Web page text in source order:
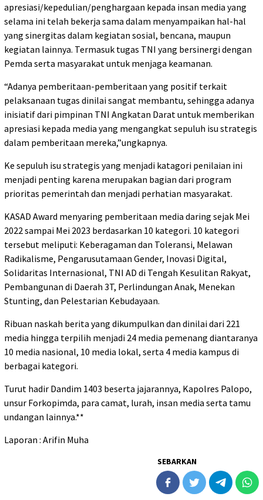
apresiasi/kepedulian/penghargaan kepada insan media yang
selama ini telah bekerja sama dalam menyampaikan hal-hal
yang sinergitas dalam kegiatan sosial, bencana, maupun
kegiatan lainnya. Termasuk tugas TNI yang bersinergi dengan
Pemda serta masyarakat untuk menjaga keamanan.
“Adanya pemberitaan-pemberitaan yang positif terkait
pelaksanaan tugas dinilai sangat membantu, sehingga adanya
inisiatif dari pimpinan TNI Angkatan Darat untuk memberikan
apresiasi kepada media yang mengangkat sepuluh isu strategis
dalam pemberitaan mereka,”ungkapnya.
Ke sepuluh isu strategis yang menjadi katagori penilaian ini
menjadi penting karena merupakan bagian dari program
prioritas pemerintah dan menjadi perhatian masyarakat.
KASAD Award menyaring pemberitaan media daring sejak Mei
2022 sampai Mei 2023 berdasarkan 10 kategori. 10 kategori
tersebut meliputi: Keberagaman dan Toleransi, Melawan
Radikalisme, Pengarusutamaan Gender, Inovasi Digital,
Solidaritas Internasional, TNI AD di Tengah Kesulitan Rakyat,
Pembangunan di Daerah 3T, Perlindungan Anak, Menekan
Stunting, dan Pelestarian Kebudayaan.
Ribuan naskah berita yang dikumpulkan dan dinilai dari 221
media hingga terpilih menjadi 24 media pemenang diantaranya
10 media nasional, 10 media lokal, serta 4 media kampus di
berbagai kategori.
Turut hadir Dandim 1403 beserta jajarannya, Kapolres Palopo,
unsur Forkopimda, para camat, lurah, insan media serta tamu
undangan lainnya.**
Laporan : Arifin Muha
SEBARKAN